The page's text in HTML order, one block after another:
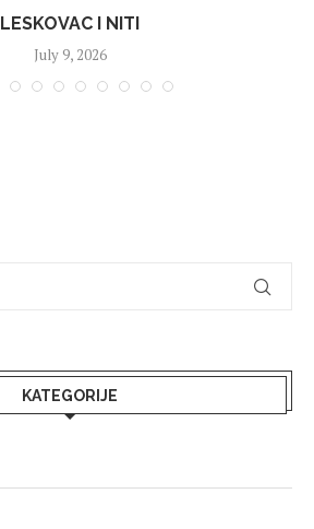
LESKOVAC I NITI
July 9, 2026
KATEGORIJE